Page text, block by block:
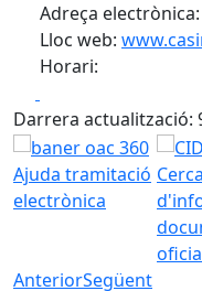
Adreça electrònica:
Lloc web:
Horari:
Darrera actualització:
Ajuda tramitació
electrònica
AnteriorSegüent